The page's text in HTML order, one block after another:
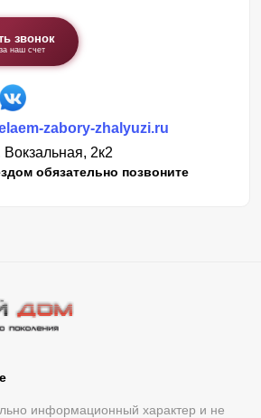
звонок
наш счет
zabory-zhalyuzi.ru
Вокзальная, 2к2
обязательно позвоните
информационный характер и не